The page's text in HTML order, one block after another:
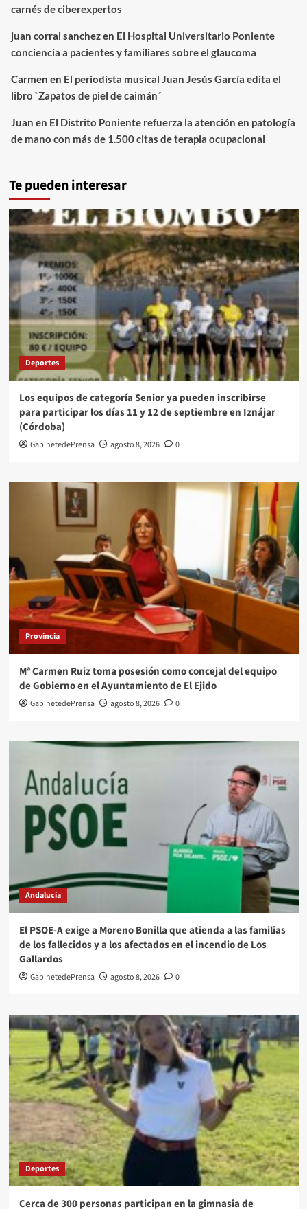
carnés de ciberexpertos
juan corral sanchezen El Hospital Universitario Poniente
conciencia a pacientes y familiares sobre el glaucoma
Carmen en El periodista musical Juan Jesús García edita el
libro `Zapatos de piel de caimán´
Juan en El Distrito Poniente refuerza la atención en patología
de mano con más de 1.500 citas de terapia ocupacional
Te pueden interesar
Deportes
Los equipos de categoría Senior ya pueden inscribirse
para participar los días 11 y 12 de septiembre en Iznájar
(Córdoba)
GabinetedePrensa agosto 8, 2026 0
Provincia
Mª Carmen Ruiz toma posesión como concejal del equipo
de Gobierno en el Ayuntamiento de El Ejido
GabinetedePrensa agosto 8, 2026 0
Andalucía
El PSOE-A exige a Moreno Bonilla que atienda a las familias
de los fallecidos y a los afectados en el incendio de Los
Gallardos
GabinetedePrensa agosto 8, 2026 0
Deportes
Cerca de 300 personas participan en la gimnasia de